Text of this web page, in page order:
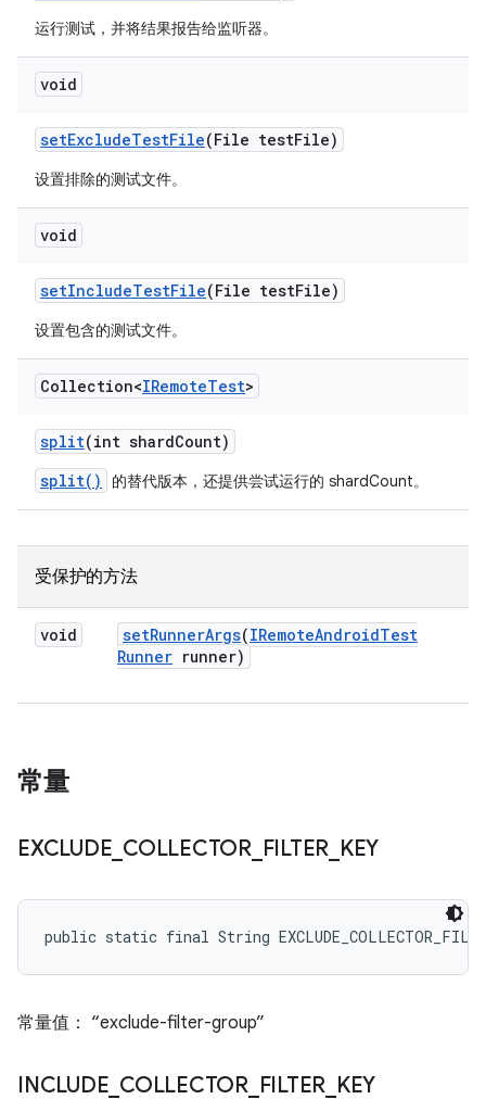
运行测试，并将结果报告给监听器。
void
setExcludeTestFile(File testFile)
设置排除的测试文件。
void
setIncludeTestFile(File testFile)
设置包含的测试文件。
Collection<IRemoteTest>
split(int shardCount)
split()
的替代版本，还提供尝试运行的 shardCount。
受保护的方法
void setRunnerArgs(IRemoteAndroidTest
Runner runner)
常量
EXCLUDE COLLECTOR_ FILTER KEY
public static final String
常量值： “exclude-filter-group”
INCLUDE COLLECTOR_ FILTER KEY